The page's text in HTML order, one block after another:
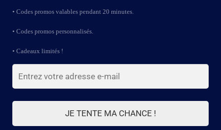
• Codes promos valables pendant 20 minutes.
• Codes promos personnalisés.
• Cadeaux limités !
JE TENTE MA CHANCE !